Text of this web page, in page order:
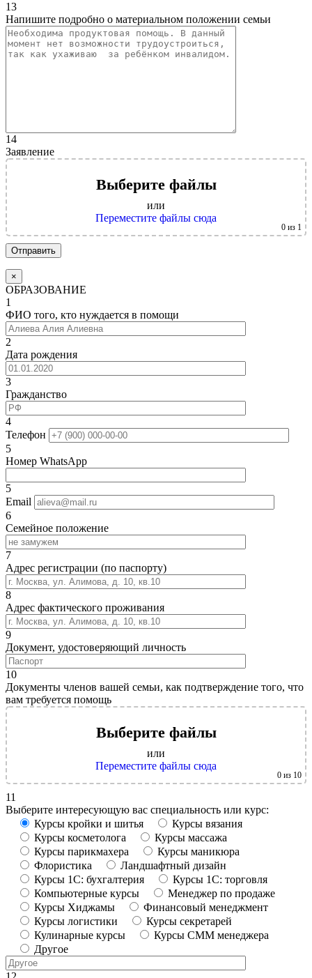
13
Напишите подробно о материальном положении семьи
14
Заявление
Выберите файлы
или
Переместите файлы сюда
0 из 1
×
ОБРАЗОВАНИЕ
1
ФИО того, кто нуждается в помощи
2
Дата рождения
3
Гражданство
4
Телефон
5
Номер WhatsApp
5
Email
6
Семейное положение
7
Адрес регистрации (по паспорту)
8
Адрес фактического проживания
9
Документ, удостоверяющий личность
10
Документы членов вашей семьи, как подтверждение того, что
вам требуется помощь
Выберите файлы
или
Переместите файлы сюда
0 из 10
11
Выберите интересующую вас специальность или курс:
Курсы кройки и шитья
Курсы вязания
Курсы косметолога
Курсы массажа
Курсы парикмахера
Курсы маникюра
Флористика
Ландшафтный дизайн
Курсы 1С: бухгалтерия
Курсы 1С: торговля
Компьютерные курсы
Менеджер по продаже
Курсы Хиджамы
Финансовый менеджмент
Курсы логистики
Курсы секретарей
Кулинарные курсы
Курсы СММ менеджера
Другое